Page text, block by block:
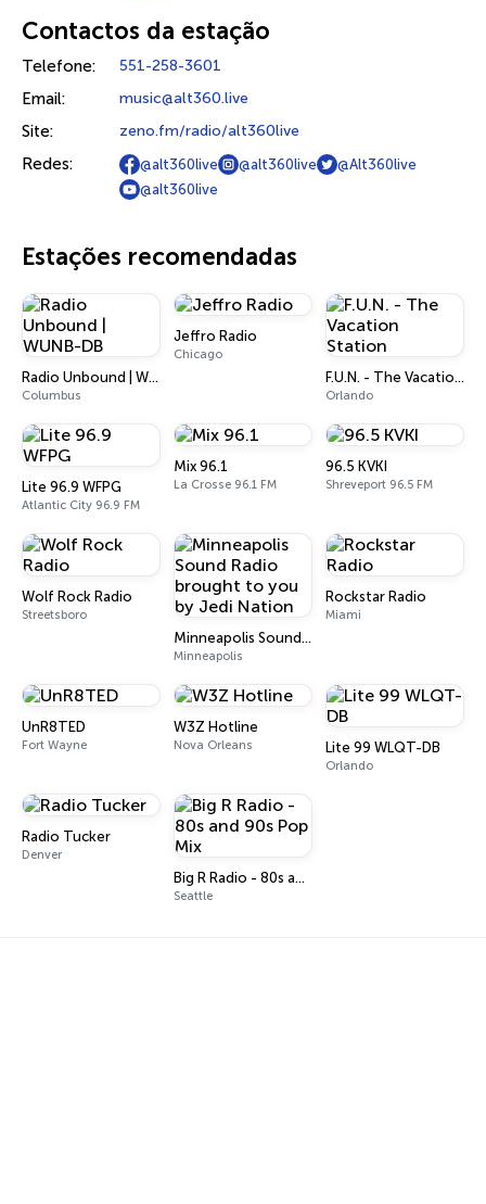
Contactos da estação
Telefone: 551-258-3601
Email: music@alt360.live
Site: zeno.fm/radio/alt360live
Redes: @alt360live @alt360live
@Alt360live
@alt360live
Estações recomendadas
Radio Unbound | WUNB-DB
Columbus
Jeffro Radio
Chicago
F.U.N. - The Vacation Station
Orlando
Lite 96.9 WFPG
Atlantic City 96.9 FM
Mix 96.1
La Crosse 96.1 FM
96.5 KVKI
Shreveport 96.5 FM
Wolf Rock Radio
Streetsboro
Minneapolis Sound Radio brought to you by Jedi Nation
Minneapolis
Rockstar Radio
Miami
UnR8TED
Fort Wayne
W3Z Hotline
Nova Orleans Lite 99 WLQT-DB
Orlando
Radio Tucker
Denver
Big R Radio - 80s and 90s Pop Mix
Seattle